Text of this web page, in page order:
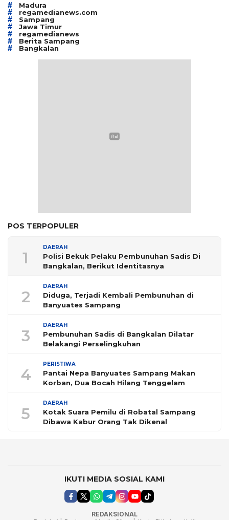
# Madura
# regamedianews.com
# Sampang
# Jawa Timur
# regamedianews
# Berita Sampang
# Bangkalan
POS TERPOPULER
1
DAERAH
Polisi Bekuk Pelaku Pembunuhan Sadis Di
Bangkalan, Berikut Identitasnya
2
DAERAH
Diduga, Terjadi Kembali Pembunuhan di
Banyuates Sampang
3
DAERAH
Pembunuhan Sadis di Bangkalan Dilatar
Belakangi Perselingkuhan
4
PERISTIWA
Pantai Nepa Banyuates Sampang Makan
Korban, Dua Bocah Hilang Tenggelam
5
DAERAH
Kotak Suara Pemilu di Robatal Sampang
Dibawa Kabur Orang Tak Dikenal
IKUTI MEDIA SOSIAL KAMI
REDAKSIONAL